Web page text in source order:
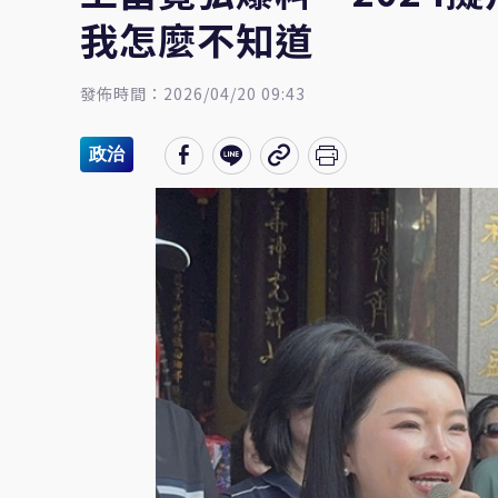
我怎麼不知道
發佈時間：2026/04/20 09:43
政治